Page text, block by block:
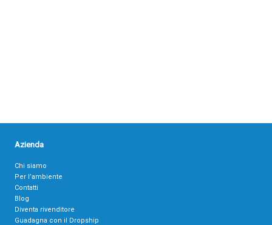
Azienda
Chi siamo
Per l’ambiente
Contatti
Blog
Diventa rivenditore
Guadagna con il Dropship